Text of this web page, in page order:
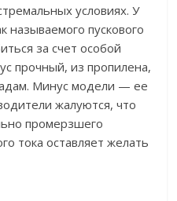
условиях. У
называемого пускового
за счет особой
прочный, из пропилена,
Минус модели — ее
жалуются, что
промерзшего
тока оставляет желать